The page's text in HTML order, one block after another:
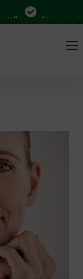
Bequem zwischen